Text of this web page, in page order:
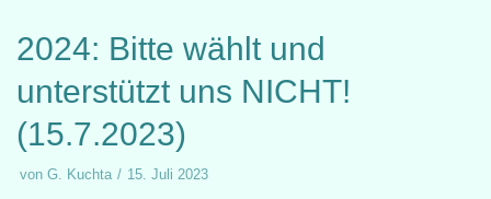
2024: Bitte wählt und
unterstützt uns NICHT!
(15.7.2023)
von G. Kuchta 15. Juli 2023